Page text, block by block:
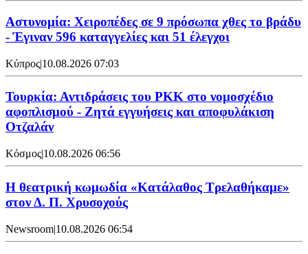
Αστυνομία: Χειροπέδες σε 9 πρόσωπα χθες το βράδυ
- Έγιναν 596 καταγγελίες και 51 έλεγχοι
Κύπρος|10.08.2026 07:03
Τουρκία: Αντιδράσεις του PKK στο νομοσχέδιο
αφοπλισμού - Ζητά εγγυήσεις και αποφυλάκιση
Οτζαλάν
Κόσμος|10.08.2026 06:56
Η θεατρική κωμωδία «Κατάλαθος Τρελαθήκαμε»
στον Δ. Π. Χρυσοχούς
Newsroom|10.08.2026 06:54